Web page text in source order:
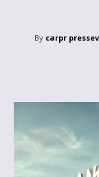
By carpr